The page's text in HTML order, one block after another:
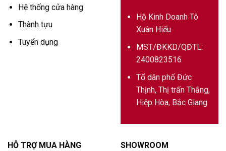
Hệ thống cửa hàng
Thành tựu
Tuyển dụng
Hộ Kinh Doanh Tô
Xuân Hiếu
MST/ĐKKD/QĐTL:
2400823516
Tổ dân phố Đức
Thịnh, Thị trấn Thắng,
Hiệp Hòa, Bắc Giang
HỖ TRỢ MUA HÀNG
SHOWROOM